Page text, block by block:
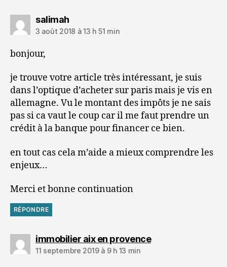
salimahdit :
3 août 2018 à 13 h 51 min
bonjour,
je trouve votre article très intéressant, je suis
dans l’optique d’acheter sur paris mais je vis en
allemagne. Vu le montant des impôts je ne sais
pas si ca vaut le coup car il me faut prendre un
crédit à la banque pour financer ce bien.
en tout cas cela m’aide a mieux comprendre les
enjeux…
Merci et bonne continuation
RÉPONDRE
immobilier aix en provencedit :
11 septembre 2019 à 9 h 13 min